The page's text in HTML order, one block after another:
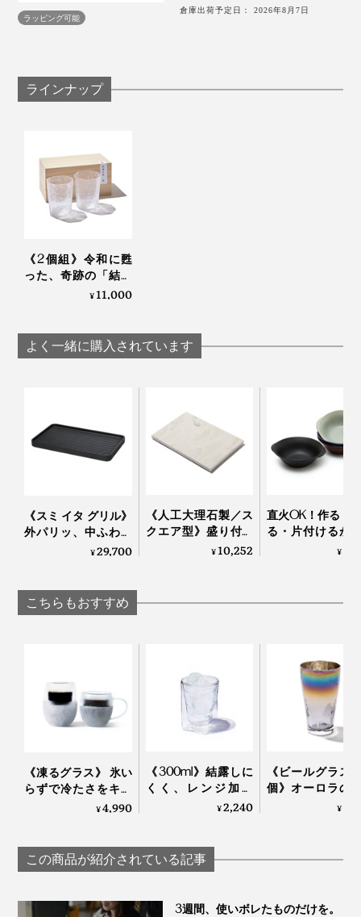
デザインの特性上、初めからやや傾いていますが、味わ
いとして楽しんでいただけるとうれしいです。
現在でも、平らなガラス板に「結霜加工」する職人さん
のは、自分だけなんじゃないかな。
１日の終わりに、何もせずボーッと過ごすのが好きなん
ですが、『結霜月華』はそんな時間にかたわらに置いて
照明の色によっても表情が変わって、眺めているだけ
で、ふっと静かな気持ちになれます」
ラッピング可能
倉庫出荷予定日： 2026年8月7日
ラインナップ
《2個組》令和に甦
った、奇跡の「結霜
グラス」｜結霜月華
¥11,000
よく一緒に購入されています
《スミ イタ グリル》
外パリッ、中ふわっ
と焼きあがる「炭プ
¥29,700
《人工大理石製／ス
クエア型》盛り付け
が見違えて、会話が
¥10,252
直火OK！作る・
る・片付けるが
つで完結する「
¥
こちらもおすすめ
《凍るグラス》 氷い
らずで冷たさをキー
プする「アイスクイ
¥4,990
《300ml》結露しに
くく、レンジ加熱
OK、見る角度で表情
｜RayES
¥2,240
《ビールグラス
個》オーロラの
で眼福を、まろ
¥
この商品が紹介されている記事
3週間、使いボレたものだけを。